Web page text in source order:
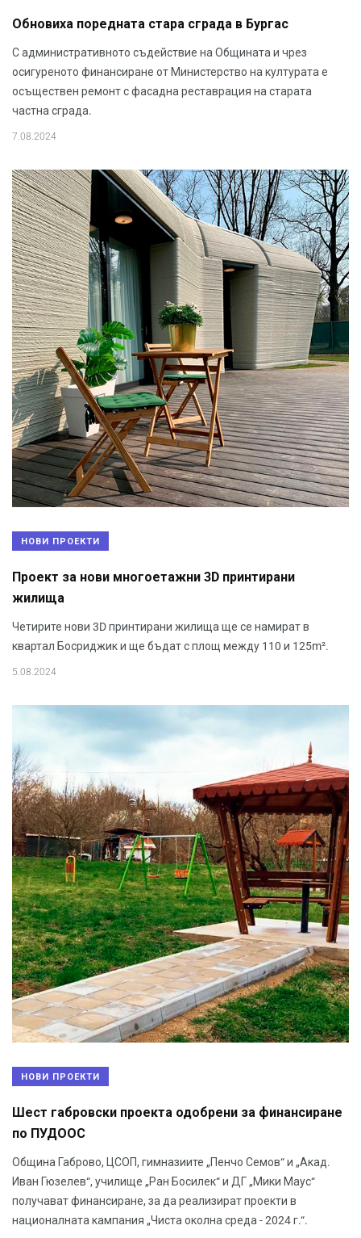
Обновиха поредната стара сграда в Бургас
С административното съдействие на Общината и чрез
осигуреното финансиране от Министерство на културата е
осъществен ремонт с фасадна реставрация на старата
частна сграда.
7.08.2024
НОВИ ПРОЕКТИ
Проект за нови многоетажни 3D принтирани
жилища
Четирите нови 3D принтирани жилища ще се намират в
квартал Босриджик и ще бъдат с площ между 110 и 125m².
5.08.2024
НОВИ ПРОЕКТИ
Шест габровски проекта одобрени за финансиране
по ПУДООС
Община Габрово, ЦСОП, гимназиите „Пенчо Семов“ и „Акад.
Иван Гюзелев“, училище „Ран Босилек“ и ДГ „Мики Маус“
получават финансиране, за да реализират проекти в
националната кампания „Чиста околна среда - 2024 г.“.